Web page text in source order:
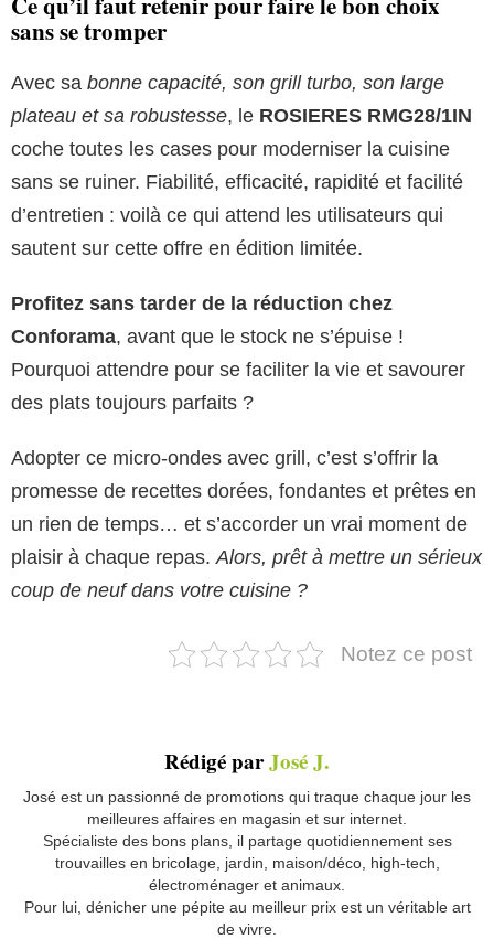
sans se tromper
Avec sa bonne capacité, son grill turbo, son large
plateau et sa robustesse, le ROSIERES RMG28/1IN
coche toutes les cases pour moderniser la cuisine
sans se ruiner. Fiabilité, efficacité, rapidité et facilité
d’entretien : voilà ce qui attend les utilisateurs qui
sautent sur cette offre en édition limitée.
Profitez sans tarder de la réduction chez
Conforama, avant que le stock ne s’épuise !
Pourquoi attendre pour se faciliter la vie et savourer
des plats toujours parfaits ?
Adopter ce micro-ondes avec grill, c’est s’offrir la
promesse de recettes dorées, fondantes et prêtes en
un rien de temps… et s’accorder un vrai moment de
plaisir à chaque repas.Alors, prêt à mettre un sérieux
coup de neuf dans votre cuisine ?
Notez ce post
Rédigé parJosé J.
José est un passionné de promotions qui traque chaque jour les
meilleures affaires en magasin et sur internet.
Spécialiste des bons plans, il partage quotidiennement ses
trouvailles en bricolage, jardin, maison/déco, high-tech,
électroménager et animaux.
Pour lui, dénicher une pépite au meilleur prix est un véritable art
de vivre.